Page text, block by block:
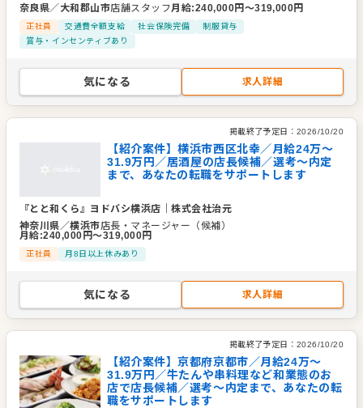
ん。
今後も創業当時から掲げている
「当社の関わる方々に感謝の気持ちをもって、創造的な仕事を
「食を幸福(しあわ)せのテーマとして、社会に貢献する」
という理念のもと、前へと進んでまいります。
居酒屋、和食全般、お好み焼き・たこ焼き、居酒屋、和食全
どん・そば、ラーメン
事業内容
代表者 代表取締役社長 木元 一良
事業所
京都府京都市中京区烏丸通錦小路上ル手洗水町670京都フク
トクビル8F
奈良県／ 大和郡山市店舗スタッフ月給:240,000円〜319,000円
正社員 交通費全額支給 社会保険完備
制服貸与
賞与・インセンティブあり
気になる 求人詳細
掲載終了予定日： 2026/10/20
【紹介案件】横浜市西区北幸／月給24万～
31.9万円／居酒屋の店長候補／選考～内定
まで、あなたの転職をサポートします
『とと和くら』ヨドバシ横浜店 ｜株式会社治元
神奈川県／横浜市店長・マネージャー（候補）
月給:240,000 円〜319,000円
正社員 月8日以上休みあり
気になる 求人詳細
掲載終了予定日： 2026/10/20
【紹介案件】京都府京都市／月給24万〜
31.9万円／牛たんや串料理など和業態のお
店で店長候補／選考～内定まで、あなたの転
職をサポートします